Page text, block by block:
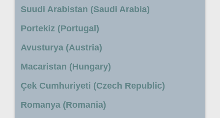
Suudi Arabistan (Saudi Arabia)
Portekiz (Portugal)
Avusturya (Austria)
Macaristan (Hungary)
Çek Cumhuriyeti (Czech Republic)
Romanya (Romania)